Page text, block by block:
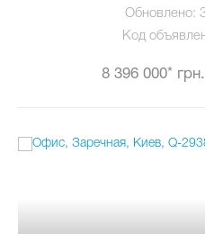
Обновлено:
Код
8 396 000* грн.